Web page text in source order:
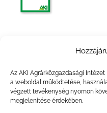
Az AKI Agrárközgazdasági
a weboldal működtetése,
végzett tevékenység nyomon
megjelenítése érdekében.